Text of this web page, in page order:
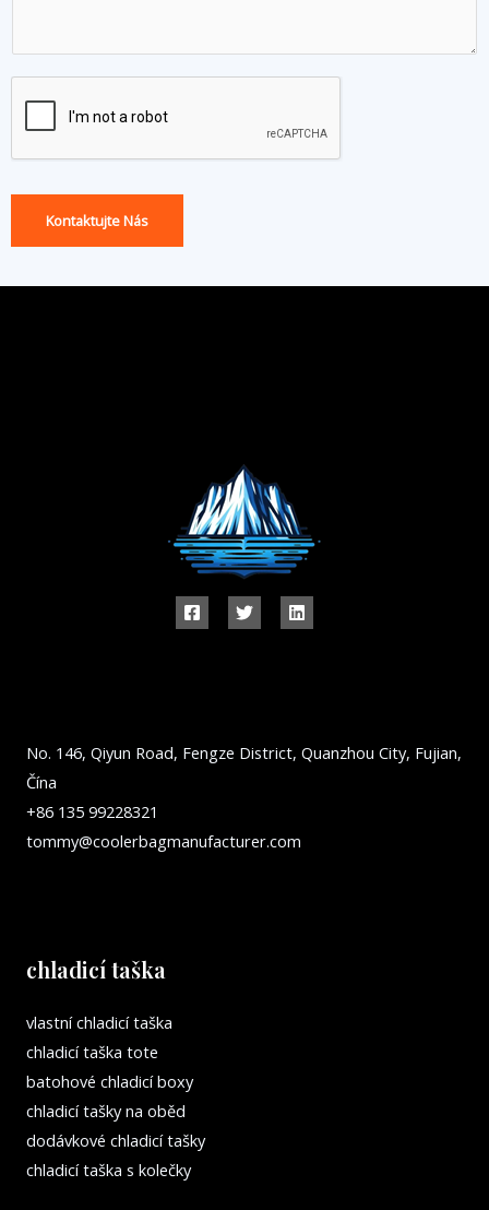
Kontaktujte Nás
No. 146, Qiyun Road, Fengze District, Quanzhou City, Fujian,
Čína
+86 135 99228321
tommy@coolerbagmanufacturer.com
chladicí taška
vlastní chladicí taška
chladicí taška tote
batohové chladicí boxy
chladicí tašky na oběd
dodávkové chladicí tašky
chladicí taška s kolečky